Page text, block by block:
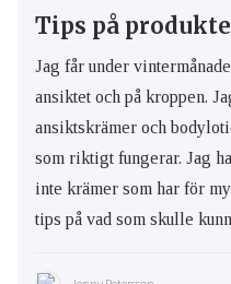
Tips på
Jag får under
ansiktet och på kroppen.
ansiktskrämer och
som riktigt fungerar. Jag
inte krämer som har för
tips på vad som skulle